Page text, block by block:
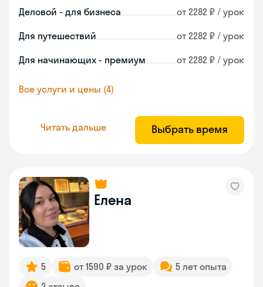
Деловой - для бизнеса от 2282 ₽ / урок
Для путешествий от 2282 ₽ / урок
Для начинающих - премиум от 2282 ₽ / урок
Все услуги и цены (4)
Читать дальше Выбрать время
Елена
5 от 1590 ₽ за урок
5 лет опыта